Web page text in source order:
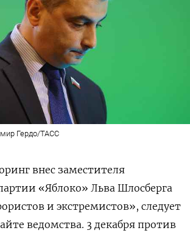
Гердо/ТАСС
внес заместителя
«Яблоко» Льва Шлосберга
и экстремистов», следует
ведомства. 3 декабря против